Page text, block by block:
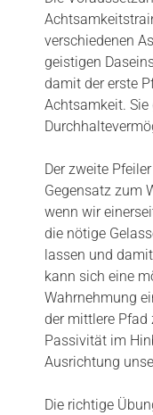
verschiedenen
geistigen
damit der erste
Achtsamkeit.
Der zweite
Gegensatz zum
wenn wir
die nötige
lassen und
kann sich eine
Wahrnehmung
der mittlere
Passivität im
Ausrichtung
Die richtige